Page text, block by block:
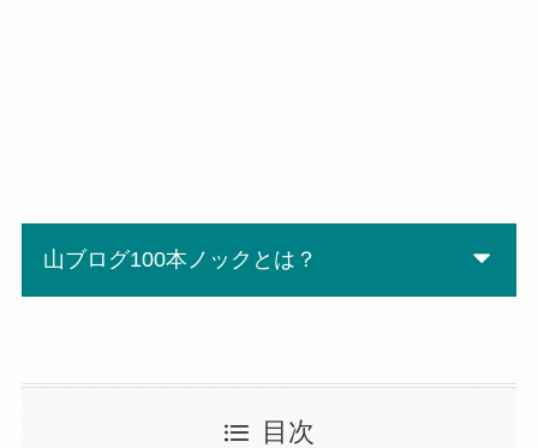
山ブログ100本ノックとは？
目次